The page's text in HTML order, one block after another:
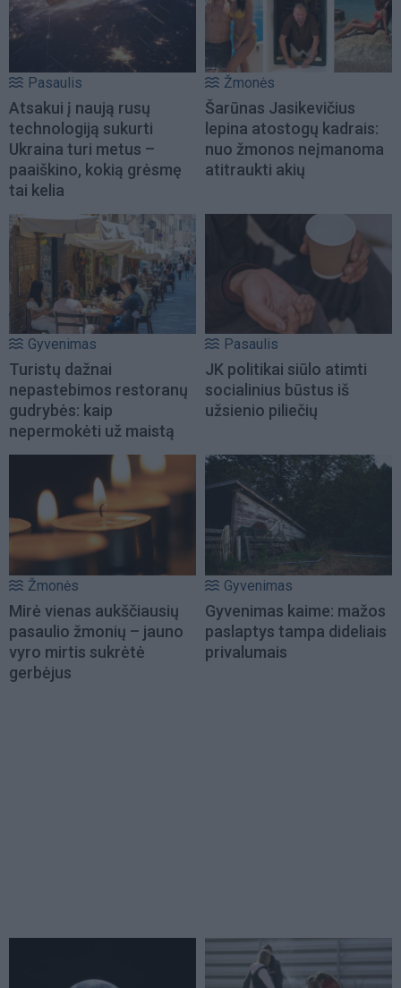
Pasaulis
Atsakui į naują rusų
technologiją sukurti
Ukraina turi metus –
paaiškino, kokią grėsmę
tai kelia
Žmonės
Šarūnas Jasikevičius
lepina atostogų kadrais:
nuo žmonos neįmanoma
atitraukti akių
Gyvenimas
Turistų dažnai
nepastebimos restoranų
gudrybės: kaip
nepermokėti už maistą
Pasaulis
JK politikai siūlo atimti
socialinius būstus iš
užsienio piliečių
Žmonės
Mirė vienas aukščiausių
pasaulio žmonių – jauno
vyro mirtis sukrėtė
gerbėjus
Gyvenimas
Gyvenimas kaime: mažos
paslaptys tampa dideliais
privalumais